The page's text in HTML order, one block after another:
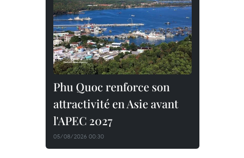
Phu Quoc renforce son
attractivité en Asie avant
l'APEC 2027
05/08/2026 00:30